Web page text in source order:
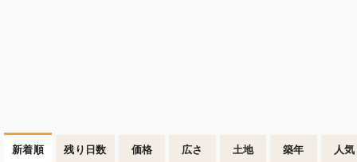
新着順 残り日数 価格 広さ 土地 築年 人気